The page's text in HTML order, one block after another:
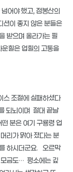
어야 했고, 점봉산의
이 좋지 않은 분들은
받으며 올라가는 필
힐은 업힐의 고통을
스 조절에 실패하셨다
되뇌이며 절대 끝날
분은 여기 구룡령 업
리가 맑아 졌다는 분
하시더군요. 오르막
모금도… 평소에는 깊